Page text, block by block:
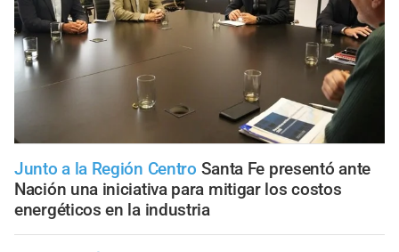
Junto a la Región Centro Santa Fe presentó ante
Nación una iniciativa para mitigar los costos
energéticos en la industria